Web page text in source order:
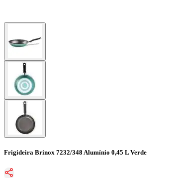
Frigideira Brinox 7232/348 Alumínio 0,45 L Verde